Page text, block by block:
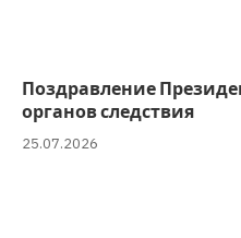
Поздравление
органов следствия
25.07.2026